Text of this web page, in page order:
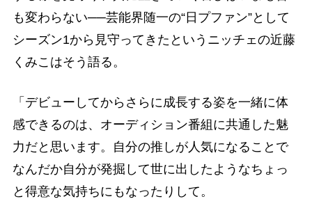
も変わらない──芸能界随一の“日プファン”として
シーズン1から見守ってきたというニッチェの近藤
くみこはそう語る。
「デビューしてからさらに成長する姿を一緒に体
感できるのは、オーディション番組に共通した魅
力だと思います。自分の推しが人気になることで
なんだか自分が発掘して世に出したようなちょっ
と得意な気持ちにもなったりして。